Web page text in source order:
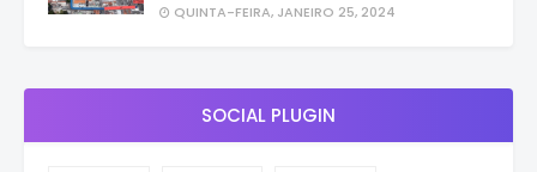
QUINTA-FEIRA, JANEIRO 25, 2024
SOCIAL PLUGIN